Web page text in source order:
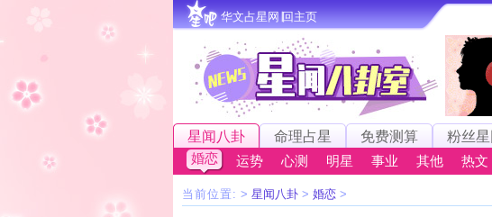
华文占星网∣回主页
星闻八卦 命理占星 免费测算 粉丝星
婚恋
运势 心测 明星 事业 其他 热文
当前位置: > 星闻八卦 > 婚恋 >